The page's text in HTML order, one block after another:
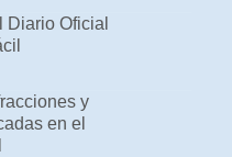
Diario Oficial
y
en el